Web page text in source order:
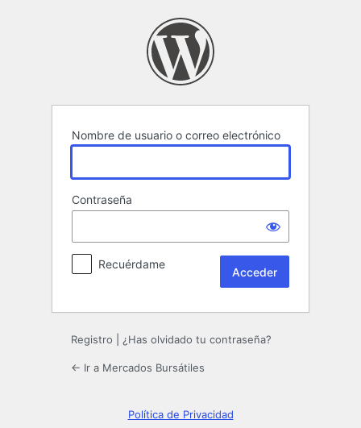
Nombre de usuario o correo electrónico
Contraseña
Recuérdame
Registro ¿Has olvidado tu contraseña?
← Ir a Mercados Bursátiles
Política de Privacidad